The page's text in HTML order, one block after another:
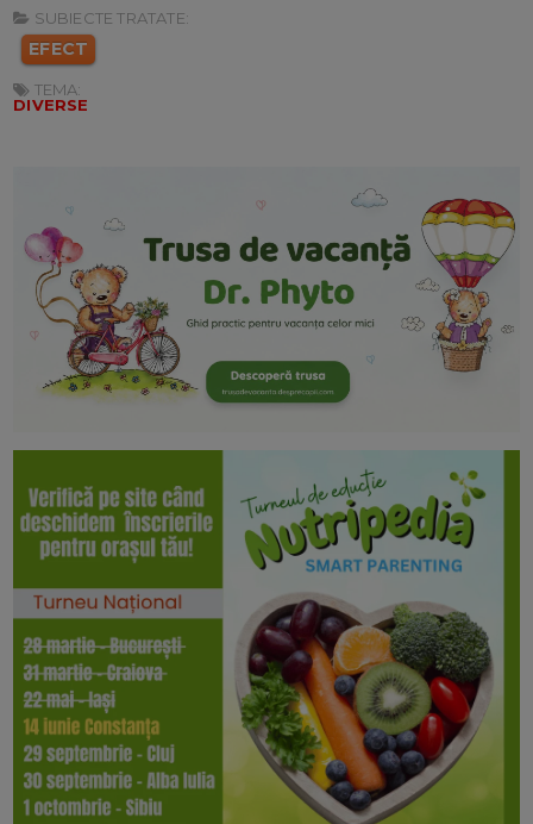
SUBIECTE TRATATE:
EFECT
TEMA:
DIVERSE